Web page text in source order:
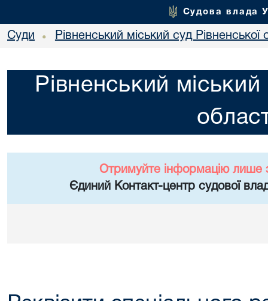
Судова влада
Суди • Рівненський міський суд Рівненської
Рівненський міський
Отримуйте інформацію лише
Єдиний Контакт-центр судової